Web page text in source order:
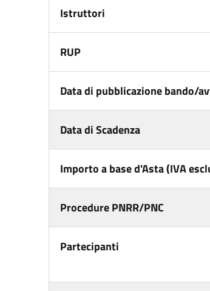
Istruttori
RUP
Data di pubblicazione bando/
Data di Scadenza
Importo a base d'Asta (IVA
Procedure PNRR/PNC
Partecipanti